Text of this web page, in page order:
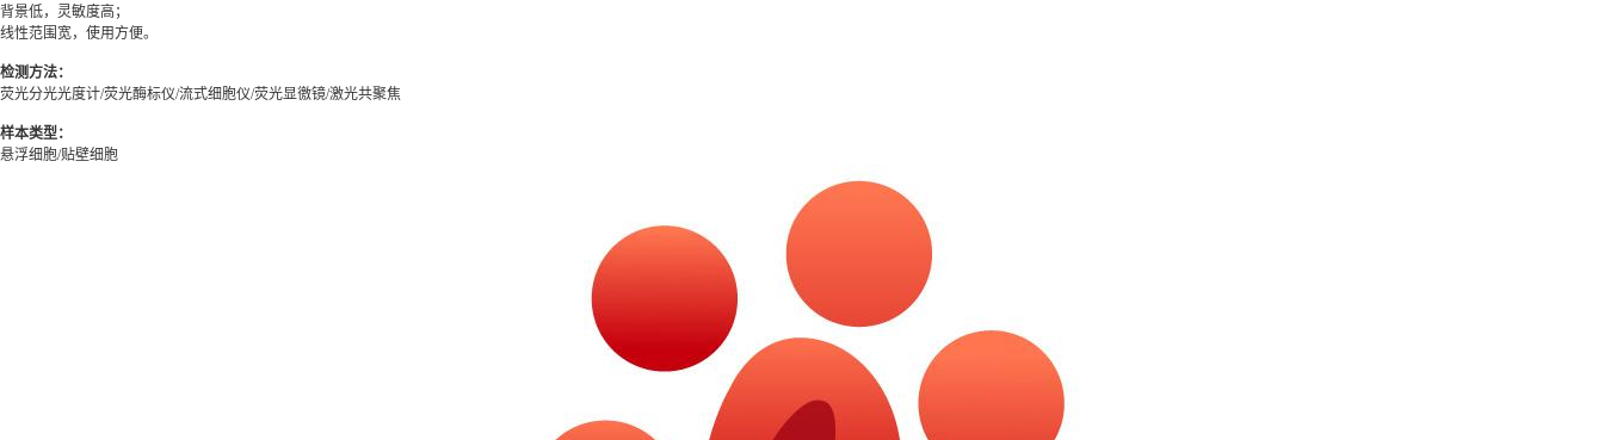
背景低，灵敏度高；
线性范围宽，使用方便。
检测方法：
荧光分光光度计/荧光酶标仪/流式细胞仪/荧光显徼镜/激光共聚焦
样本类型：
悬浮细胞/贴壁细胞